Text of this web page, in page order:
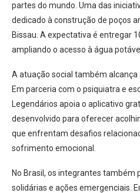
partes do mundo. Uma das
dedicado à construção de poços
Bissau. A expectativa é entregar
ampliando o acesso à água
A atuação social também alcança
Em parceria com o psiquiatra e
Legendários apoia o aplicativo
desenvolvido para oferecer
que enfrentam desafios
sofrimento emocional.
No Brasil, os integrantes também
solidárias e ações emergenciais.